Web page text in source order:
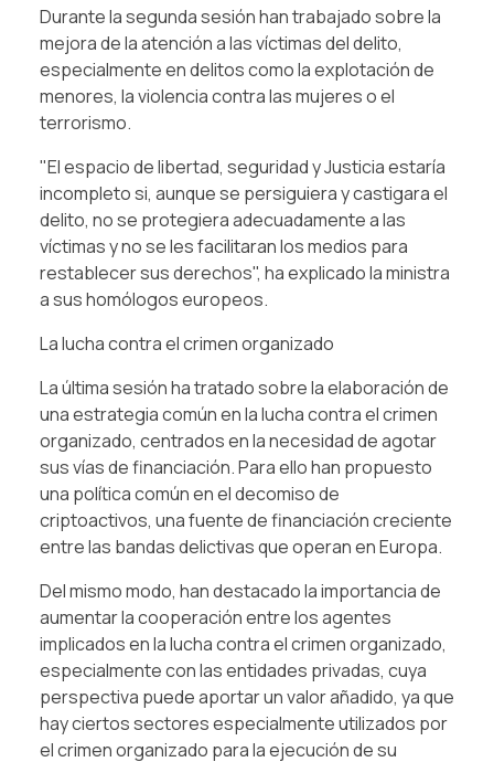
Durante la segunda sesión han trabajado sobre la
mejora de la atención a las víctimas del delito,
especialmente en delitos como la explotación de
menores, la violencia contra las mujeres o el
terrorismo.
"El espacio de libertad, seguridad y Justicia estaría
incompleto si, aunque se persiguiera y castigara el
delito, no se protegiera adecuadamente a las
víctimas y no se les facilitaran los medios para
restablecer sus derechos", ha explicado la ministra
a sus homólogos europeos.
La lucha contra el crimen organizado
La última sesión ha tratado sobre la elaboración de
una estrategia común en la lucha contra el crimen
organizado, centrados en la necesidad de agotar
sus vías de financiación. Para ello han propuesto
una política común en el decomiso de
criptoactivos, una fuente de financiación creciente
entre las bandas delictivas que operan en Europa.
Del mismo modo, han destacado la importancia de
aumentar la cooperación entre los agentes
implicados en la lucha contra el crimen organizado,
especialmente con las entidades privadas, cuya
perspectiva puede aportar un valor añadido, ya que
hay ciertos sectores especialmente utilizados por
el crimen organizado para la ejecución de su